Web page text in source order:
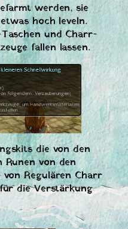
werden, sie
hoch leveln.
und Charr-
fallen lassen.
die von den
Runen von den
Regulären Charr
die Verstärkung